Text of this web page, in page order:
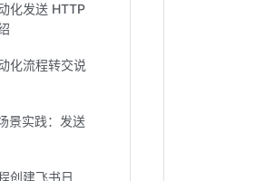
化发送 HTTP
化流程转交说
景实践：发送
创建飞书日